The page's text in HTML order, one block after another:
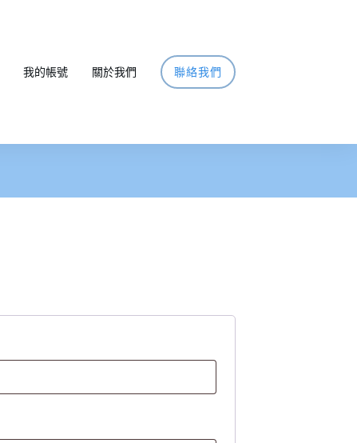
我的帳號 關於我們 聯絡我們